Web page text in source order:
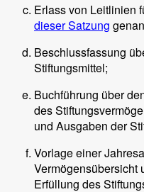
Erlass von Leitlinien
dieser Satzung
Beschlussfassung
Stiftungsmittel;
Buchführung über
des
und Ausgaben der
Vorlage einer
Vermögensübersicht
Erfüllung des